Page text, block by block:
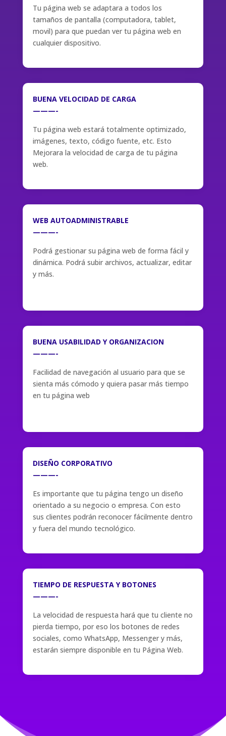
Tu página web se adaptara a todos los
tamaños de pantalla (computadora, tablet,
movil) para que puedan ver tu página web en
cualquier dispositivo.
BUENA VELOCIDAD DE CARGA
———-
Tu página web estará totalmente optimizado,
imágenes, texto, código fuente, etc. Esto
Mejorara la velocidad de carga de tu página
web.
WEB AUTOADMINISTRABLE
———-
Podrá gestionar su página web de forma fácil y
dinámica. Podrá subir archivos, actualizar, editar
y más.
BUENA USABILIDAD Y ORGANIZACION
———-
Facilidad de navegación al usuario para que se
sienta más cómodo y quiera pasar más tiempo
en tu página web
DISEÑO CORPORATIVO
———-
Es importante que tu página tengo un diseño
orientado a su negocio o empresa. Con esto
sus clientes podrán reconocer fácilmente dentro
y fuera del mundo tecnológico.
TIEMPO DE RESPUESTA Y BOTONES
———-
La velocidad de respuesta hará que tu cliente no
pierda tiempo, por eso los botones de redes
sociales, como WhatsApp, Messenger y más,
estarán siempre disponible en tu Página Web.